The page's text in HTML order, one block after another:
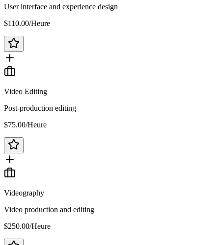
User interface and experience design
$110.00/Heure
Video Editing
Post-production editing
$75.00/Heure
Videography
Video production and editing
$250.00/Heure